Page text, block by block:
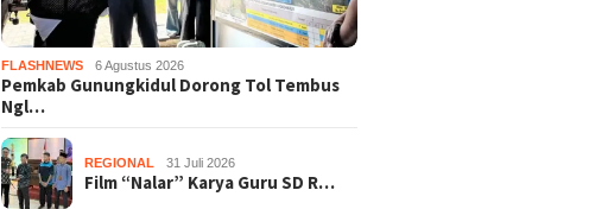
FLASHNEWS 6 Agustus 2026
Pemkab Gunungkidul Dorong Tol Tembus
Ngl…
REGIONAL 31 Juli 2026
Film “Nalar” Karya Guru SD R…